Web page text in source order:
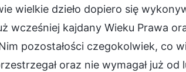
wielkie dzieło dopiero się
wcześniej kajdany Wieku Prawa
pozostałości czegokolwiek, co
oraz nie wymagał już od